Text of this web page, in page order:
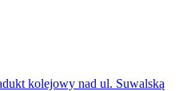
kolejowy nad ul. Suwalską